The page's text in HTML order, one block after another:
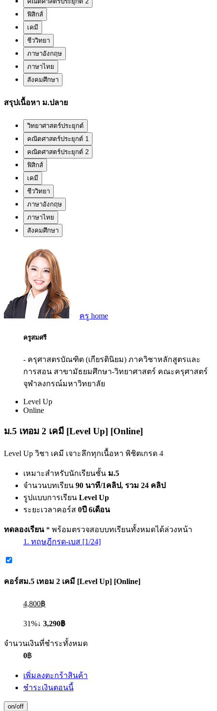
ฟิสิกส์
เคมี
ชีววิทยา
ภาษาอังกฤษ
ภาษาไทย
สังคมศึกษา
สรุปเนื้อหา ม.ปลาย
วิทยาศาสตร์ประยุกต์
คณิตศาสตร์ประยุกต์ 1
คณิตศาสตร์ประยุกต์ 2
ฟิสิกส์
เคมี
ชีววิทยา
ภาษาอังกฤษ
ภาษาไทย
สังคมศึกษา
ครู home
ครูสมศรี
- ครุศาสตรบัณฑิต (เกียรตินิยม) ภาควิชาหลักสูตรและ
การสอน สาขามัธยมศึกษา-วิทยาศาสตร์ คณะครุศาสตร์
จุฬาลงกรณ์มหาวิทยาลัย
Level Up
Online
ม.5 เทอม 2 เคมี [Level Up] [Online]
Level Up วิชา เคมี เจาะลึกทุกเนื้อหา พิชิตเกรด 4
เหมาะสำหรับนักเรียนชั้น ม.5
จำนวนบทเรียน 90 นาที/1คลิป, รวม 24 คลิป
รูปแบบการเรียน Level Up
ระยะเวลาคอร์ส 0ปี 6เดือน
ทดลองเรียน * พร้อมตรวจสอบบทเรียนทั้งหมดได้ล่วงหน้า
1. ทฤษฎีกรด-เบส [1/24]
คอร์สม.5 เทอม 2 เคมี [Level Up] [Online]
4,800฿
31%↓ 3,290฿
จำนวนเงินที่ชำระทั้งหมด
0฿
เพิ่มลงตะกร้าสินค้า
ชำระเงินตอนนี้
on/off